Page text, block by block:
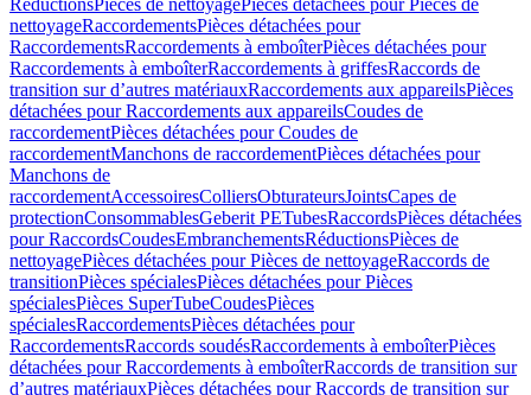
RéductionsPièces de nettoyagePièces détachées pour Pièces de
nettoyageRaccordementsPièces détachées pour
RaccordementsRaccordements à emboîterPièces détachées pour
Raccordements à emboîterRaccordements à griffesRaccords de
transition sur d’autres matériauxRaccordements aux appareilsPièces
détachées pour Raccordements aux appareilsCoudes de
raccordementPièces détachées pour Coudes de
raccordementManchons de raccordementPièces détachées pour
Manchons de
raccordementAccessoiresColliersObturateursJointsCapes de
protectionConsommablesGeberit PETubesRaccordsPièces détachées
pour RaccordsCoudesEmbranchementsRéductionsPièces de
nettoyagePièces détachées pour Pièces de nettoyageRaccords de
transitionPièces spécialesPièces détachées pour Pièces
spécialesPièces SuperTubeCoudesPièces
spécialesRaccordementsPièces détachées pour
RaccordementsRaccords soudésRaccordements à emboîterPièces
détachées pour Raccordements à emboîterRaccords de transition sur
d’autres matériauxPièces détachées pour Raccords de transition sur